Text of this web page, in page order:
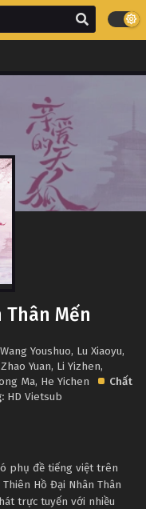
Mến
Wang Youshuo, Lu Xiaoyu,
Yuan, Li Yizhen,
Ma, He Yichen
Chất
HD Vietsub
phụ đề tiếng việt trên
Hồ Đại Nhân Thân
trực tuyến với nhiều